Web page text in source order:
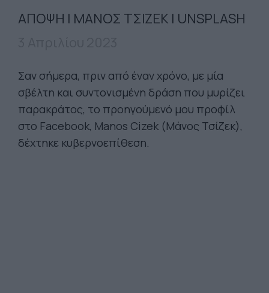
ΑΠΟΨΗ | ΜΑΝΟΣ ΤΣΙΖΕΚ | UNSPLASH
Σαν σήμερα, πριν από έναν χρόνο, με μία
σβέλτη και συντονισμένη δράση που μυρίζει
παρακράτος, το προηγούμενό μου προφίλ
στο Facebook, Manos Cizek (Μάνος Τσίζεκ),
δέχτηκε κυβερνοεπίθεση.